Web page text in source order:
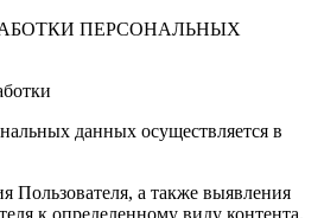
ПЕРСОНАЛЬНЫХ
данных осуществляется в
Пользователя, а также выявления
к определенному виду контента.